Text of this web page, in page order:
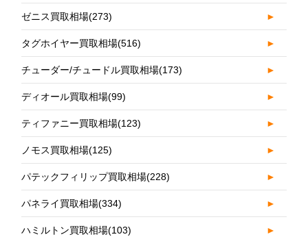
ゼニス買取相場(273) ►
タグホイヤー買取相場(516) ►
チューダー/チュードル買取相場(173) ►
ディオール買取相場(99) ►
ティファニー買取相場(123) ►
ノモス買取相場(125) ►
パテックフィリップ買取相場(228) ►
パネライ買取相場(334) ►
ハミルトン買取相場(103) ►